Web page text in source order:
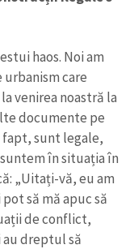
haos. Noi am
care
venirea noastră la
documente pe
fapt, sunt legale,
în situația în
„Uitați-vă, eu am
să mă apuc să
de conflict,
dreptul să